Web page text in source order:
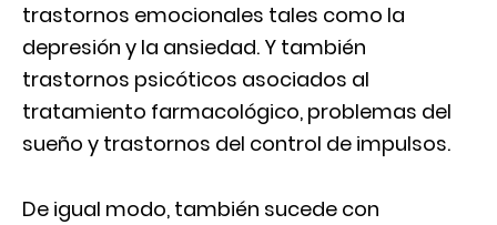
trastornos emocionales tales como la
depresión y la ansiedad. Y también
trastornos psicóticos asociados al
tratamiento farmacológico, problemas del
sueño y trastornos del control de impulsos.
De igual modo, también sucede con